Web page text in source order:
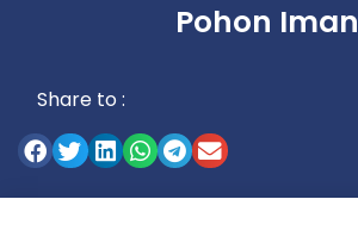
Pohon Iman
Share to :